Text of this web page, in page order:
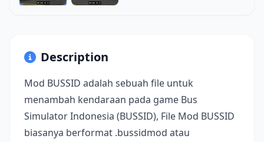
Description
Mod BUSSID adalah sebuah file untuk
menambah kendaraan pada game Bus
Simulator Indonesia (BUSSID), File Mod BUSSID
biasanya berformat .bussidmod atau